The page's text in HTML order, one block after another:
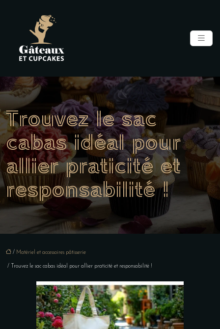
Trouvez le sac
cabas idéal pour
allier praticité et
responsabilité !
/ Matériel et accessoires pâtisserie
/ Trouvez le sac cabas idéal pour allier praticité et responsabilité !